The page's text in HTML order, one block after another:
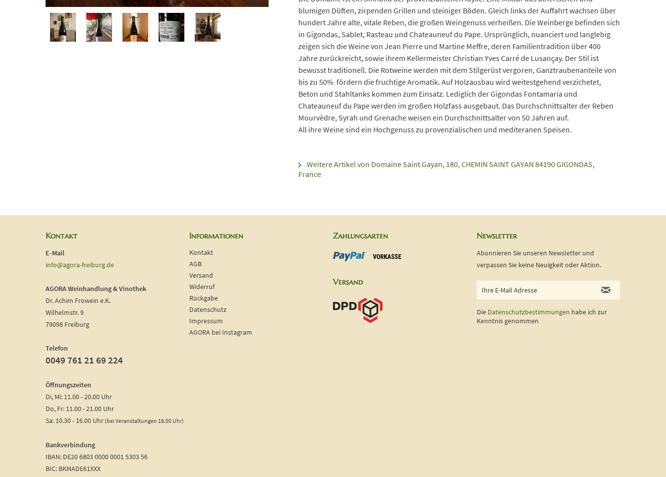
blumigen Düften, zirpenden Grillen und steiniger Böden. Gleich links der Auffahrt wachsen über
hundert Jahre alte, vitale Reben, die großen Weingenuss verheißen. Die Weinberge befinden sich
in Gigondas, Sablet, Rasteau und Chateauneuf du Pape. Ursprünglich, nuanciert und langlebig
zeigen sich die Weine von Jean Pierre und Martine Meffre, deren Familientradition über 400
Jahre zurückreicht, sowie ihrem Kellermeister Christian Yves Carré de Lusançay. Der Stil ist
bewusst traditionell. Die Rotweine werden mit dem Stilgerüst vergoren, Ganztraubenanteile von
bis zu 50% fördern die fruchtige Aromatik. Auf Holzausbau wird weitestgehend verzichetet,
Beton und Stahltanks kommen zum Einsatz. Lediglich der Gigondas Fontamaria und
Chateauneuf du Pape werden im großen Holzfass ausgebaut. Das Durchschnittsalter der Reben
Mourvèdre, Syrah und Grenache weisen ein Durchschnittsalter von 50 Jahren auf.
All ihre Weine sind ein Hochgenuss zu provenzialischen und mediteranen Speisen.
Weitere Artikel von Domaine Saint Gayan, 180, CHEMIN SAINT GAYAN 84190 GIGONDAS,
France
Kontakt
E-Mail
info@agora-freiburg.de
AGORA Weinhandlung & Vinothek
Dr. Achim Frowein e.K.
Wilhelmstr. 9
79098 Freiburg
Telefon
0049 761 21 69 224
Öffnungszeiten
Di, Mi: 11.00 - 20.00 Uhr
Do, Fr: 11.00 - 21.00 Uhr
Sa: 10.30 - 16.00 Uhr (bei Veranstaltungen 18.00 Uhr)
Bankverbindung
IBAN: DE20 6803 0000 0001 5303 56
BIC: BKMADE61XXX
Informationen
Kontakt
AGB
Versand
Widerruf
Rückgabe
Datenschutz
Impressum
AGORA bei Instagram
Zahlungsarten
Versand
Newsletter
Abonnieren Sie unseren Newsletter und
verpassen Sie keine Neuigkeit oder Aktion.
Die Datenschutzbestimmungen habe ich zur
Kenntnis genommen